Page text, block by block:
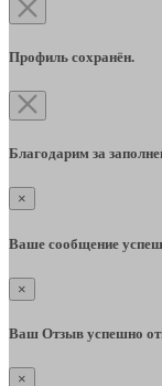
Профиль сохранён.
Благодарим за
×
Ваше сообщение
×
Ваш Отзыв успешно
×